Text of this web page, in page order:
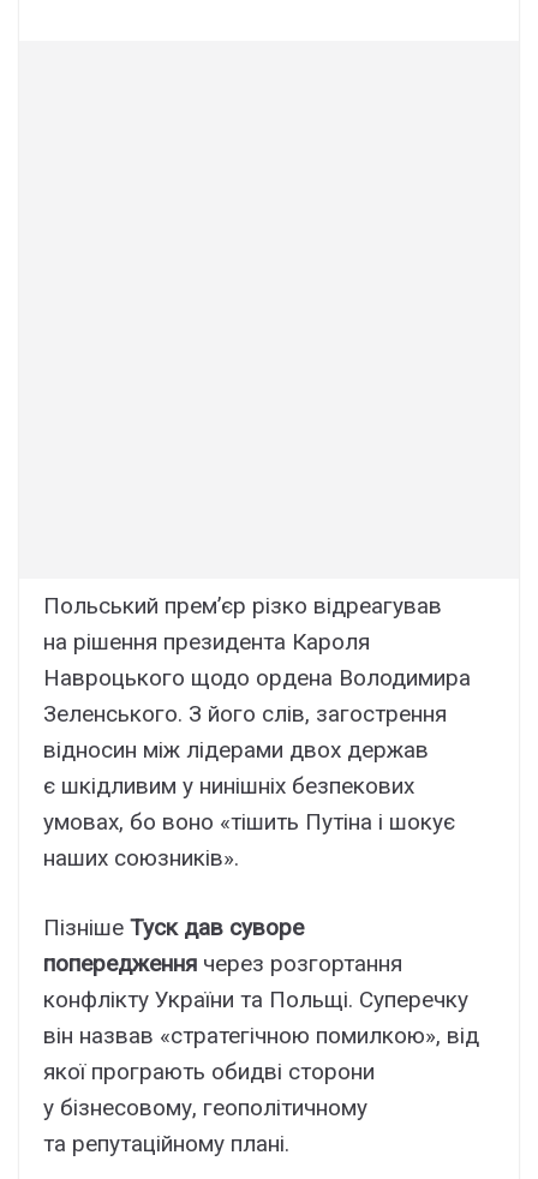
Польський прем’єр різко відреагував
на рішення президента Кароля
Навроцького щодо ордена Володимира
Зеленського. З його слів, загострення
відносин між лідерами двох держав
є шкідливим у нинішніх безпекових
умовах, бо воно «тішить Путіна і шокує
наших союзників».
Пізніше Туск дав суворе
попередження через розгортання
конфлікту України та Польщі. Суперечку
він назвав «стратегічною помилкою», від
якої програють обидві сторони
у бізнесовому, геополітичному
та репутаційному плані.